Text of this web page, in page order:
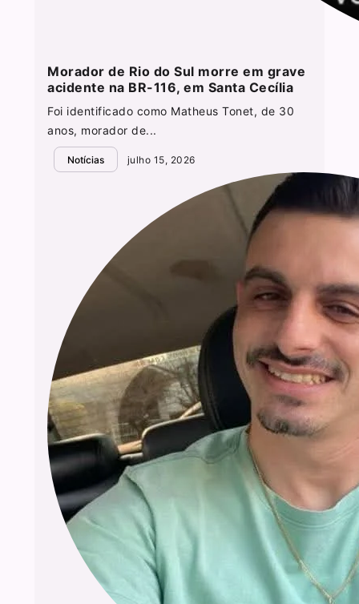
Morador de Rio do Sul morre em grave
acidente na BR-116, em Santa Cecília
Foi identificado como Matheus Tonet, de 30
anos, morador de...
Notícias julho 15, 2026